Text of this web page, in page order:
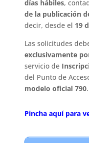
días hábiles,
de la publicación
decir, desde el 19
Las solicitudes
exclusivamente
servicio de
del Punto de
modelo oficial 790.
Pincha aquí para